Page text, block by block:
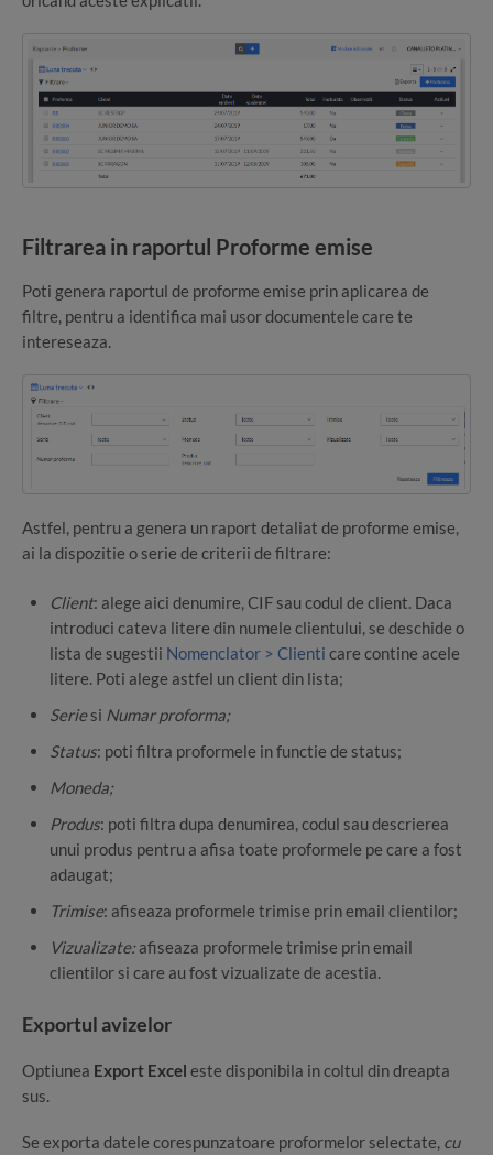
Filtrarea in raportul Proforme emise
Poti genera raportul de proforme emise prin aplicarea de
filtre, pentru a identifica mai usor documentele care te
intereseaza.
Astfel, pentru a genera un raport detaliat de proforme emise,
ai la dispozitie o serie de criterii de filtrare:
Client: alege aici denumire, CIF sau codul de client. Daca
introduci cateva litere din numele clientului, se deschide o
lista de sugestii Nomenclator > Clienti care contine acele
litere. Poti alege astfel un client din lista;
Seriesi Numar proforma;
Status: poti filtra proformele in functie de status;
Moneda;
Produs: poti filtra dupa denumirea, codul sau descrierea
unui produs pentru a afisa toate proformele pe care a fost
adaugat;
Trimise: afiseaza proformele trimise prin email clientilor;
Vizualizate:afiseaza proformele trimise prin email
clientilor si care au fost vizualizate de acestia.
Exportul avizelor
Optiunea Export Excel este disponibila in coltul din dreapta
sus.
Se exporta datele corespunzatoare proformelor selectate, cu